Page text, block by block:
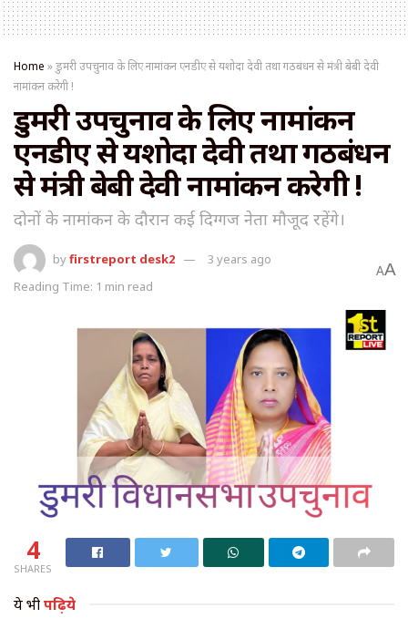
Home »डुमरी उपचुनाव के लिए नामांकन एनडीए से यशोदा देवी तथा गठबंधन से मंत्री बेबी देवी
नामांकन करेगी !
डुमरी उपचुनाव के लिए नामांकन
एनडीए से यशोदा देवी तथा गठबंधन
से मंत्री बेबी देवी नामांकन करेगी !
दोनों के नामांकन के दौरान कई दिग्गज नेता मौजूद रहेंगे।
byfirstreport desk2
3 years ago
Reading Time: 1 min read
AA
4
SHARES
ये भीपढ़िये